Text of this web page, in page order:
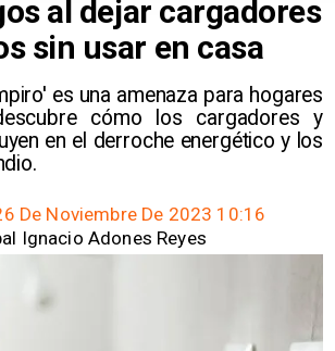
al dejar cargadores
sin usar en casa
es una amenaza para hogares
cómo los cargadores y
en el derroche energético y los
De Noviembre De 2023 10:16
Ignacio Adones Reyes